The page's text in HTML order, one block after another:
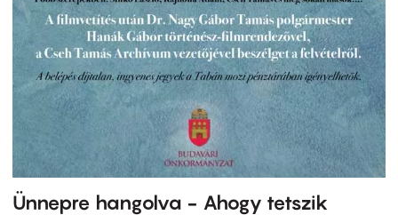
Ünnepre hangolva - Ahogy tetszik